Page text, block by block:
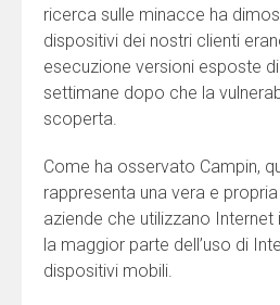
ricerca sulle minacce ha
dispositivi dei nostri clienti
esecuzione versioni esposte
settimane dopo che la
scoperta.
Come ha osservato Campin,
rappresenta una vera e
aziende che utilizzano
la maggior parte dell’uso di
dispositivi mobili.